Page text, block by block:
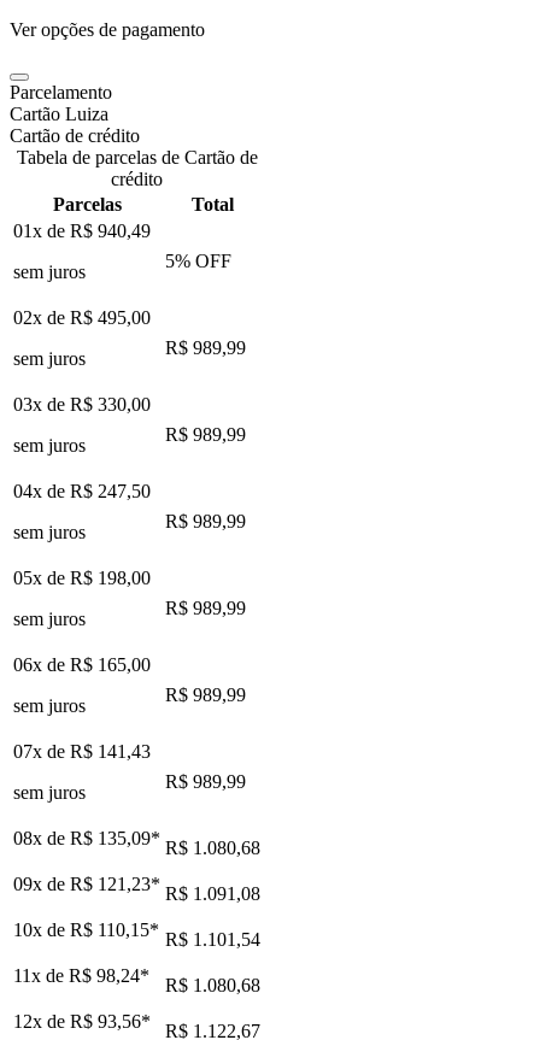
Ver opções de pagamento
Parcelamento
Cartão Luiza
Cartão de crédito
Tabela de parcelas de Cartão de
crédito
Parcelas
Total
01x de R$ 940,49
sem juros
5% OFF
02x de R$ 495,00
sem juros
R$ 989,99
03x de R$ 330,00
sem juros
R$ 989,99
04x de R$ 247,50
sem juros
R$ 989,99
05x de R$ 198,00
sem juros
R$ 989,99
06x de R$ 165,00
sem juros
R$ 989,99
07x de R$ 141,43
sem juros
R$ 989,99
08x de R$ 135,09* R$ 1.080,68
09x de R$ 121,23* R$ 1.091,08
10x de R$ 110,15* R$ 1.101,54
11x de R$ 98,24*
R$ 1.080,68
12x de R$ 93,56* R$ 1.122,67